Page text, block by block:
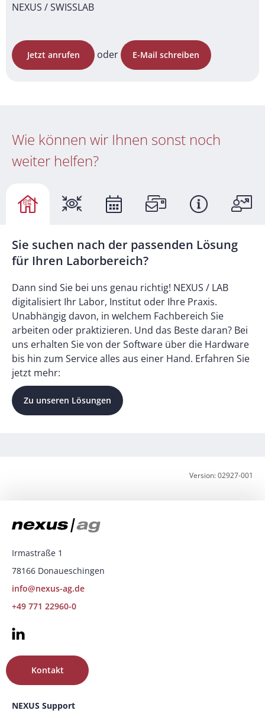
NEXUS / SWISSLAB
Jetzt anrufen oder E-Mail schreiben
Wie können wir Ihnen sonst noch
weiter helfen?
Sie suchen nach der passenden Lösung
für Ihren Laborbereich?
Dann sind Sie bei uns genau richtig! NEXUS / LAB
digitalisiert Ihr Labor, Institut oder Ihre Praxis.
Unabhängig davon, in welchem Fachbereich Sie
arbeiten oder praktizieren. Und das Beste daran? Bei
uns erhalten Sie von der Software über die Hardware
bis hin zum Service alles aus einer Hand. Erfahren Sie
jetzt mehr:
Zu unseren Lösungen
Version: 02927-001
Irmastraße 1
78166 Donaueschingen
info@nexus-ag.de
+49 771 22960-0
NEXUS Support
Kontakt